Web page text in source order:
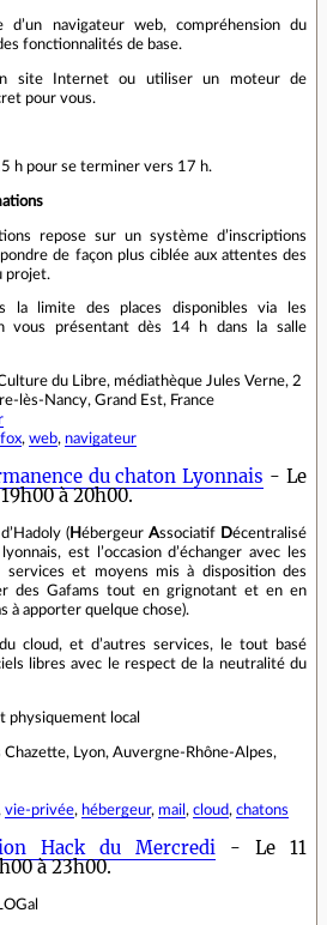
d’un navigateur web, compréhension du
fonctionnalités de base.
site Internet ou utiliser un moteur de
pour vous.
h pour se terminer vers 17 h.
repose sur un système d’inscriptions
de façon plus ciblée aux attentes des
projet.
la limite des places disponibles via les
vous présentant dès 14 h dans la salle
du Libre, médiathèque Jules Verne, 2
lès-Nancy, Grand Est, France
, web, navigateur
du chaton Lyonnais - Le
à 20h00.
( Hébergeur Associatif Décentralisé
lyonnais, est l’occasion d’échanger avec les
services et moyens mis à disposition des
des Gafams tout en grignotant et en en
à apporter quelque chose).
cloud, et d’autres services, le tout basé
libres avec le respect de la neutralité du
physiquement local
Lyon, Auvergne-Rhône-Alpes,
vie-privée, hébergeur, mail , cloud, chatons
Hack du Mercredi - Le 11
à 23h00.